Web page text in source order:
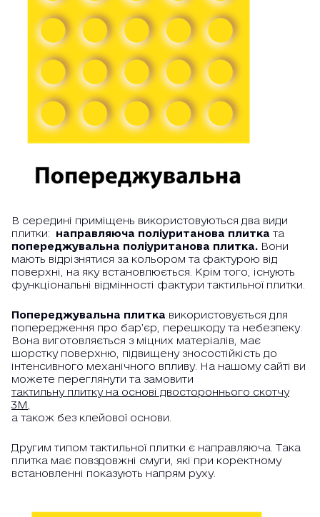
В середині приміщень використовуються два види
плитки: направляюча поліуританова плитка та
попереджувальна поліуританова плитка. Вони
мають відрізнятися за кольором та фактурою від
поверхні, на яку встановлюється. Крім того, існують
функціональні відмінності фактури тактильної плитки.
Попереджувальна плитка використовується для
попередження про бар’єр, перешкоду та небезпеку.
Вона виготовляється з міцних матеріалів, має
шорстку поверхню, підвищену зносостійкість до
інтенсивного механічного впливу. На нашому сайті ви
можете переглянути та замовити
тактильну плитку на основі двостороннього скотчу
3М,
а також без клейової основи.
Другим типом тактильної плитки є направляюча. Така
плитка має повздовжні смуги, які при коректному
встановленні показують напрям руху.